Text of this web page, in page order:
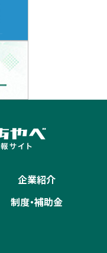
企業紹介
制度・補助金